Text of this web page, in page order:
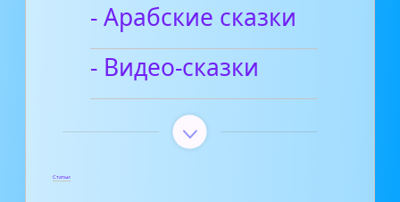
- Арабские сказки
- Видео-сказки
Статьи